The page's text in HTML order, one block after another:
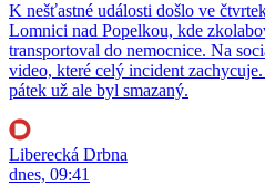
K nešťastné události došlo ve
Lomnici nad Popelkou, kde
transportoval do nemocnice. Na
video, které celý incident
pátek už ale byl smazaný.
Liberecká Drbna
dnes, 09:41